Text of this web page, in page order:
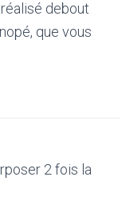
debout
que vous
2 fois la